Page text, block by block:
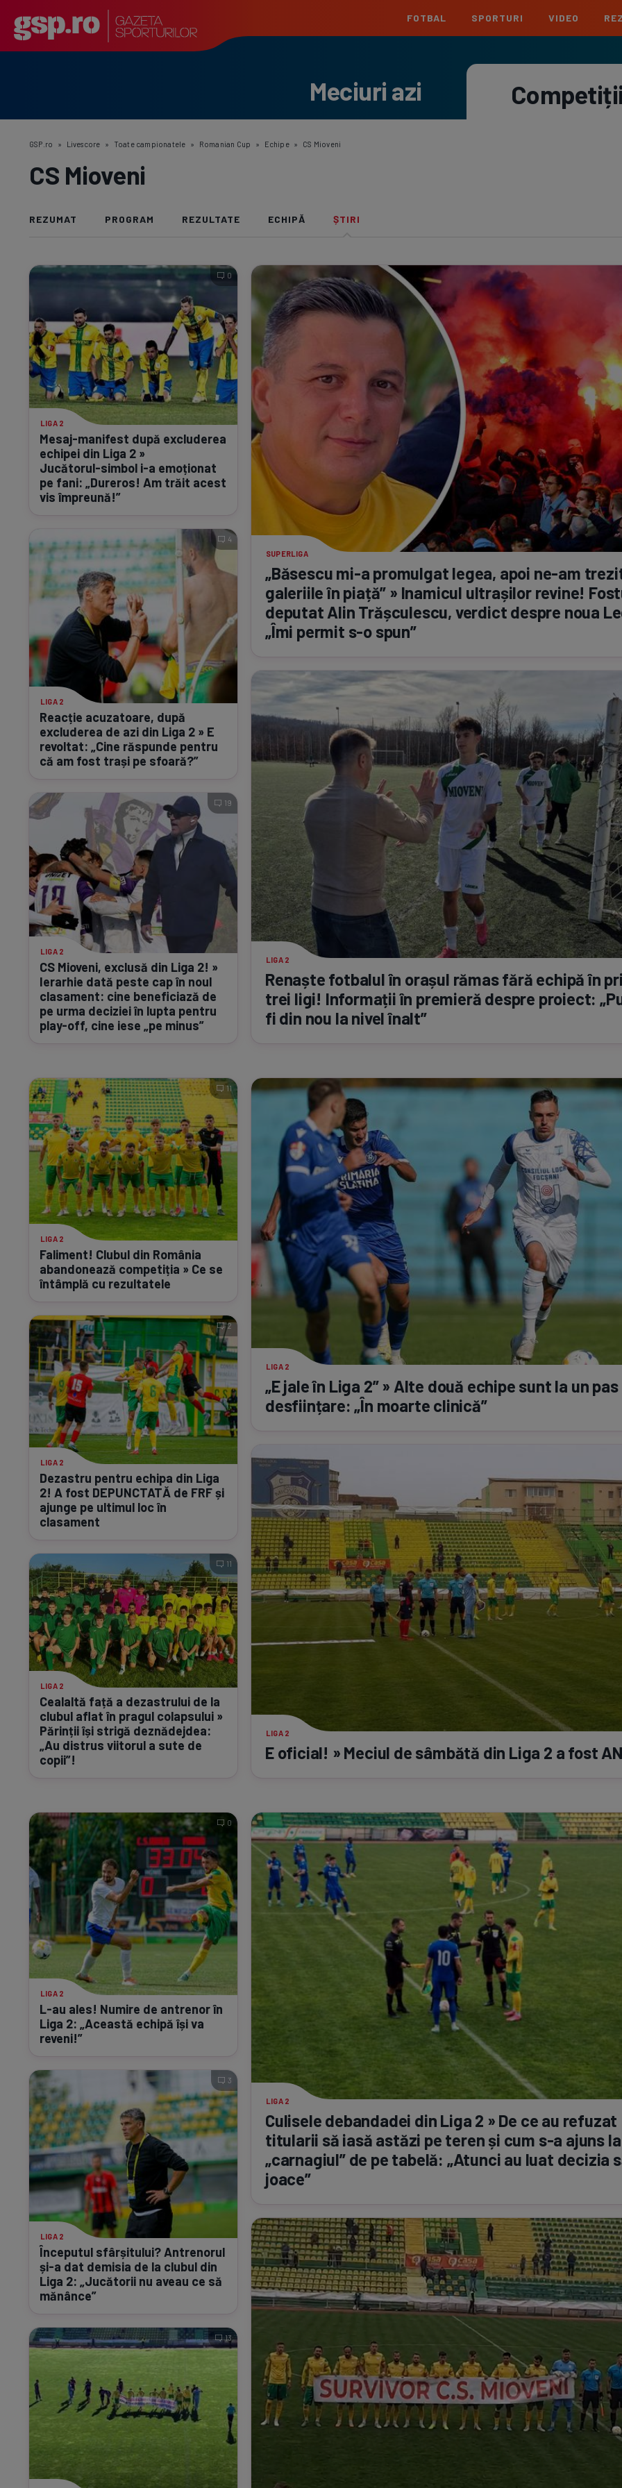
FOTBAL
Clasament
Liga 2
Echipe
Echipe
Program TV Pariuri
SPORTURI VIDEO
Meciuri azi
GSP.ro » Livescore » Toate campionatele » Romanian Cup » Echipe » CS Mioveni
CS Mioveni
REZUMAT PROGRAM REZULTATE ECHIPĂ ȘTIRI
LIGA 2
Mesaj-manifest după excluderea
echipei din Liga 2 »
Jucătorul-simbol i-a emoționat
pe fani: „Dureros! Am trăit acest
vis împreună!”
0
LIGA 2
Reacție acuzatoare, după
excluderea de azi din Liga 2 » E
revoltat: „Cine răspunde pentru
că am fost trași pe sfoară?”
4
LIGA 2
CS Mioveni, exclusă din Liga 2! »
Ierarhie dată peste cap în noul
clasament: cine beneficiază de
pe urma deciziei în lupta pentru
play-off, cine iese „pe minus”
19
SUPERLIGA
„Băsescu mi-a promulgat legea, apoi ne-am
galeriile în piață” » Inamicul ultrașilor revine!
deputat Alin Trășculescu, verdict despre noua
„Îmi permit s-o spun”
LIGA 2
Renaște fotbalul în orașul rămas fără echipă în
trei ligi! Informații în premieră despre proiect:
fi din nou la nivel înalt”
LIGA 2
Faliment! Clubul din România
abandonează competiția » Ce se
întâmplă cu rezultatele
11
LIGA 2
Dezastru pentru echipa din Liga
2! A fost DEPUNCTATĂ de FRF și
ajunge pe ultimul loc în
clasament
2
LIGA 2
Cealaltă față a dezastrului de la
clubul aflat în pragul colapsului »
Părinții își strigă deznădejdea:
„Au distrus viitorul a sute de
copii”!
11
LIGA 2
„E jale în Liga 2” » Alte două echipe sunt la un
desființare: „În moarte clinică”
LIGA 2
E oficial! » Meciul de sâmbătă din Liga 2 a fost
LIGA 2
L-au ales! Numire de antrenor în
Liga 2: „Această echipă își va
reveni!”
0
LIGA 2
Începutul sfârșitului? Antrenorul
și-a dat demisia de la clubul din
Liga 2: „Jucătorii nu aveau ce să
mănânce”
3
13
LIGA 2
Culisele debandadei din Liga 2 » De ce au refuzat
titularii să iasă astăzi pe teren și cum s-a ajuns la
„carnagiul” de pe tabelă: „Atunci au luat decizia
joace”